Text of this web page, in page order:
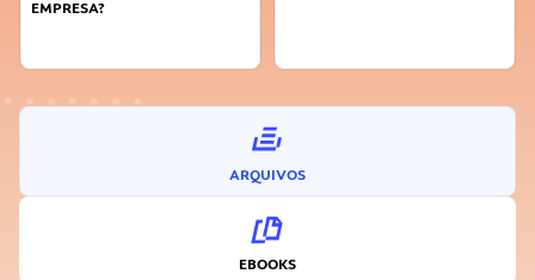
ARQUIVOS
EBOOKS